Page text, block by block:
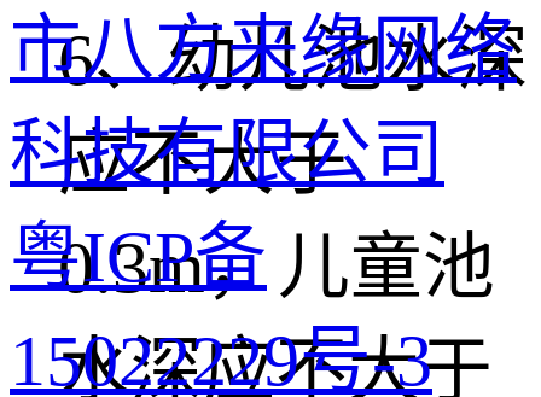
6、幼儿池水深
应不大于
0.3m，儿童池
水深应不大于
市八方来缘网络
科技有限公司
粤ICP备
15022229号-3